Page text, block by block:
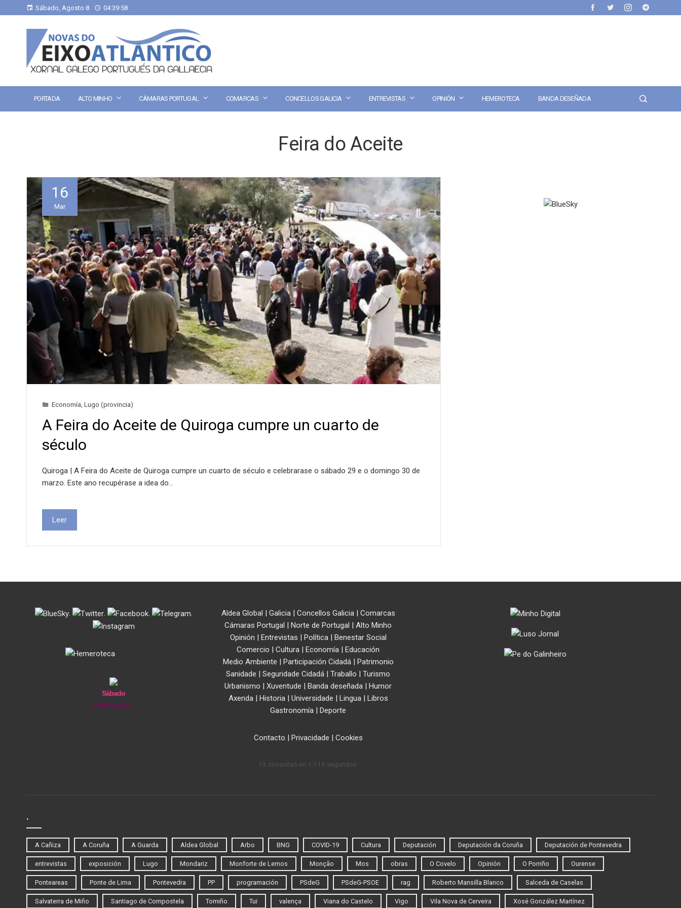
Sábado, Agosto 8 04:39:58
PORTADA ALTO MINHO CÁMARAS PORTUGAL COMARCAS CONCELLOS GALICIA ENTREVISTAS OPINIÓN HEMEROTECA BANDA DESEÑADA
Feira do Aceite
16
Mar
Economía Lugo (provincia)
A Feira do Aceite de Quiroga cumpre un cuarto de
século
Quiroga | A Feira do Aceite de Quiroga cumpre un cuarto de século e celebrarase o sábado 29 e o domingo 30 de
marzo. Este ano recupérase a idea do…
Leer
. . . .
Sábado
8 de Agosto
Aldea Global | Galicia| Concellos Galicia| Comarcas
Cámaras Portugal | Norte de Portugal | Alto Minho
Opinión | Entrevistas | Política| Benestar Social
Comercio | Cultura | Economía | Educación
Medio Ambiente | Participación Cidadá| Patrimonio
Sanidade | Seguridade Cidadá | Traballo | Turismo
Urbanismo | Xuventude | Banda deseñada | Humor
Axenda| Historia| Universidade | Lingua| Libros
Gastronomía | Deporte
Contacto | Privacidade | Cookies
13 consultas en 1,115 segundos.
.
A Cañiza A Coruña A Guarda Aldea Global Arbo BNG COVID-19 Cultura Deputación Deputación da Coruña Deputación de Pontevedra
entrevistas exposición Lugo Mondariz Monforte de Lemos Monção Mos obras O Covelo Opinión O Porriño Ourense
Ponteareas Ponte de Lima Pontevedra PP programación PSdeG PSdeG-PSOE rag Roberto Mansilla Blanco Salceda de Caselas
Salvaterra de Miño Santiago de Compostela Tomiño Tui valença Viana do Castelo Vigo Vila Nova de Cerveira Xosé González Martínez